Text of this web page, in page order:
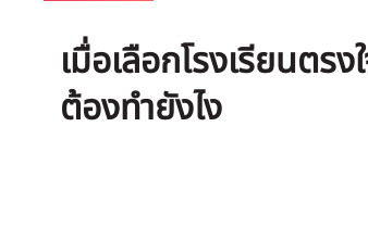
เมื่อเลือกโรงเรียนตร
ต้องทำยังไง